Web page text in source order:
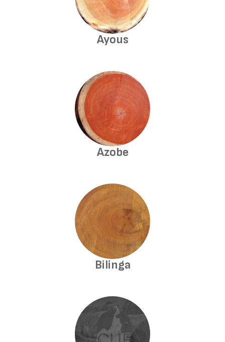
Ayous
Azobe
Bilinga